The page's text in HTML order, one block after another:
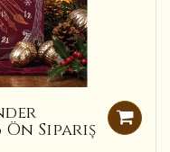
Sipariş